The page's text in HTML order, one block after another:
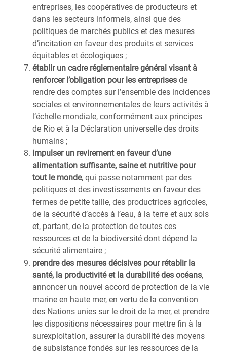
entreprises, les coopératives de producteurs et
dans les secteurs informels, ainsi que des
politiques de marchés publics et des mesures
d’incitation en faveur des produits et services
équitables et écologiques ;
établir un cadre réglementaire général visant à
renforcer l’obligation pour les entreprises de
rendre des comptes sur l’ensemble des incidences
sociales et environnementales de leurs activités à
l’échelle mondiale, conformément aux principes
de Rio et à la Déclaration universelle des droits
humains ;
impulser un revirement en faveur d’une
alimentation suffisante, saine et nutritive pour
tout le monde, qui passe notamment par des
politiques et des investissements en faveur des
fermes de petite taille, des productrices agricoles,
de la sécurité d’accès à l’eau, à la terre et aux sols
et, partant, de la protection de toutes ces
ressources et de la biodiversité dont dépend la
sécurité alimentaire ;
prendre des mesures décisives pour rétablir la
santé, la productivité et la durabilité des océans,
annoncer un nouvel accord de protection de la vie
marine en haute mer, en vertu de la convention
des Nations unies sur le droit de la mer, et prendre
les dispositions nécessaires pour mettre fin à la
surexploitation, assurer la durabilité des moyens
de subsistance fondés sur les ressources de la